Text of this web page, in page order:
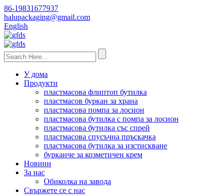
86-19831677937
halupackaging@gmail.com
English
У дома
Продукти
пластмасова флиптоп бутилка
пластмасов буркан за храна
пластмасова помпа за лосион
пластмасова бутилка с помпа за лосион
пластмасова бутилка със спрей
пластмасова спусъчна пръскачка
пластмасова бутилка за изстискване
бурканче за козметичен крем
Новини
За нас
Обиколка на завода
Свържете се с нас